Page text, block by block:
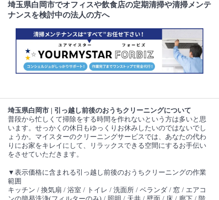
埼玉県白岡市でオフィスや飲食店の定期清掃や清掃メンテ
ナンスを検討中の法人の方へ
埼玉県白岡市 | 引っ越し前後のおうちクリーニングについて
普段から忙しくて掃除をする時間を作れないという方は多いと思
います。せっかくの休日もゆっくりお休みしたいのではないでし
ょうか。マイスターのクリーニングサービスでは、あなたの代わ
りにお家をキレイにして、リラックスできる空間にするお手伝い
をさせていただきます。
▼表示価格に含まれる引っ越し前後のおうちクリーニングの作業
範囲
キッチン / 換気扇 / 浴室 / トイレ / 洗面所 / ベランダ / 窓 / エアコ